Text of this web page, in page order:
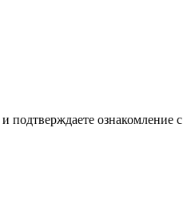
и подтверждаете ознакомление с